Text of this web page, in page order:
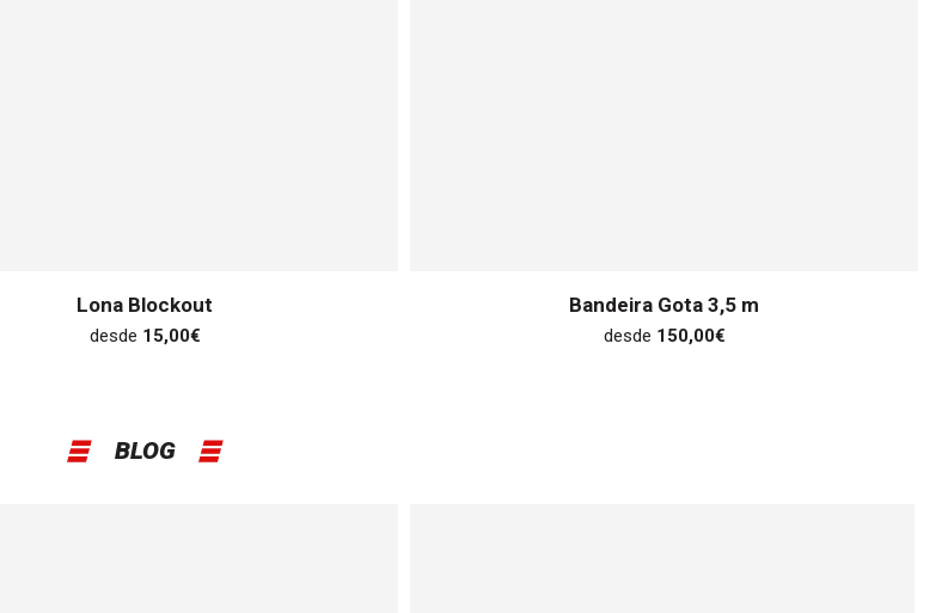
Lona Blockout
desde 15,00€
Bandeira Gota 3,5 m
desde 150,00€
BLOG